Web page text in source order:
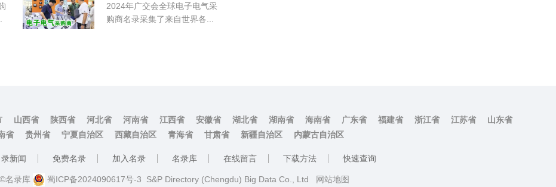
2024年广交会全球电子电气采
购商名录采集了来自世界各...
山西省 陕西省 河北省 河南省 江西省 安徽省 湖北省 湖南省 海南省 广东省 福建省 浙江省 江苏省
山东省
省 贵州省 宁夏自治区 西藏自治区 青海省 甘肃省 新疆自治区 内蒙古自治区
新闻 免费名录 加入名录 名录库 在线留言 下载方法 快速查询
名录库 蜀ICP备2024090617号-3 S&P Directory (Chengdu) Big Data Co., Ltd 网站地图